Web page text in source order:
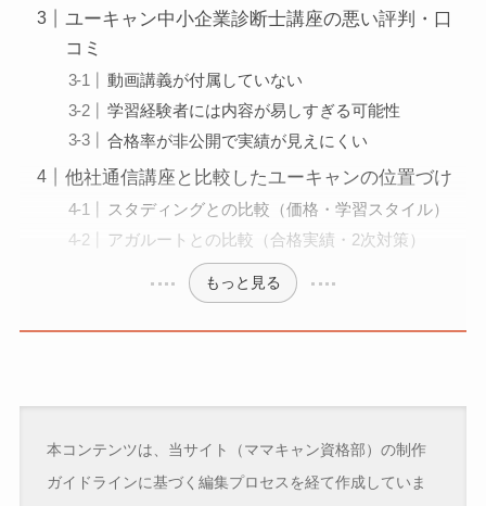
ユーキャン中小企業診断士講座の悪い評判・口
コミ
動画講義が付属していない
学習経験者には内容が易しすぎる可能性
合格率が非公開で実績が見えにくい
他社通信講座と比較したユーキャンの位置づけ
スタディングとの比較（価格・学習スタイル）
アガルートとの比較（合格実績・2次対策）
もっと見る
本コンテンツは、当サイト（ママキャン資格部）の制作
ガイドラインに基づく編集プロセスを経て作成していま